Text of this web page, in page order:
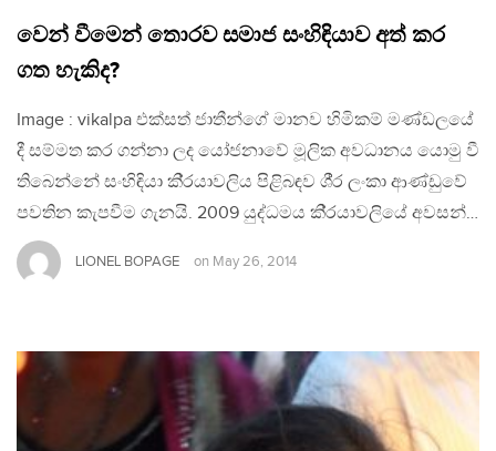
වෙන් වීමෙන් තොරව සමාජ සංහිඳියාව අත් කර
ගත හැකිද?
Image : vikalpa එක්සත් ජාතීන්ගේ මානව හිමිකම් මණ්ඩලයේ
දී සම්මත කර ගන්නා ලද යෝජනාවේ මූලික අවධානය යොමු වී
තිබෙන්නේ සංහිඳියා කි‍්‍රයාවලිය පිළිබඳව ශී‍්‍ර ලංකා ආණ්ඩුවේ
පවතින කැපවීම ගැනයි. 2009 යුද්ධමය කි‍්‍රයාවලියේ අවසන්…
LIONEL BOPAGE on May 26, 2014